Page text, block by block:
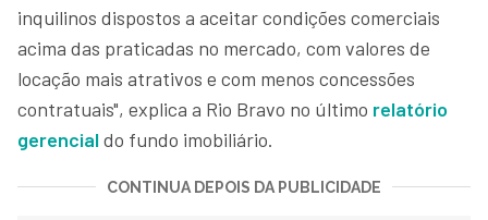
inquilinos dispostos a aceitar condições comerciais
acima das praticadas no mercado, com valores de
locação mais atrativos e com menos concessões
contratuais", explica a Rio Bravo no último relatório
gerencialdo fundo imobiliário.
CONTINUA DEPOIS DA PUBLICIDADE